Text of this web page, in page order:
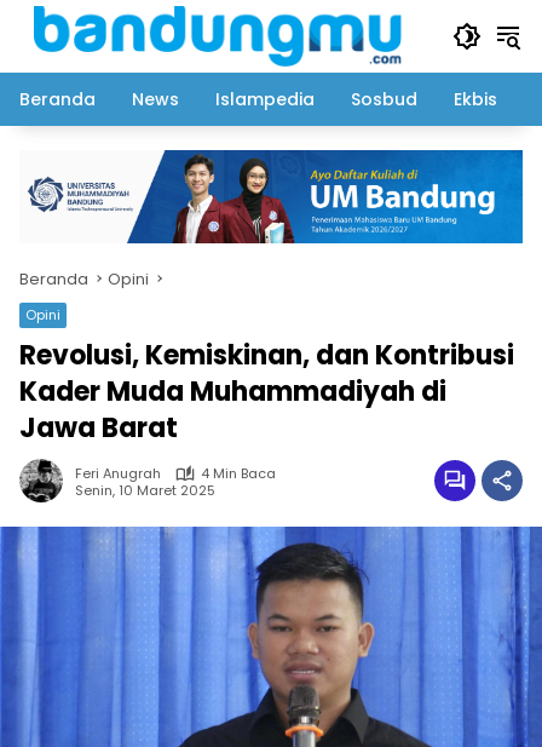
Langsung
Beranda
News Islampedia Sosbud Ekbis
Beranda Opini
Opini
Revolusi, Kemiskinan, dan Kontribusi
Kader Muda Muhammadiyah di
Jawa Barat
Feri Anugrah
4 Min Baca
Senin, 10 Maret 2025